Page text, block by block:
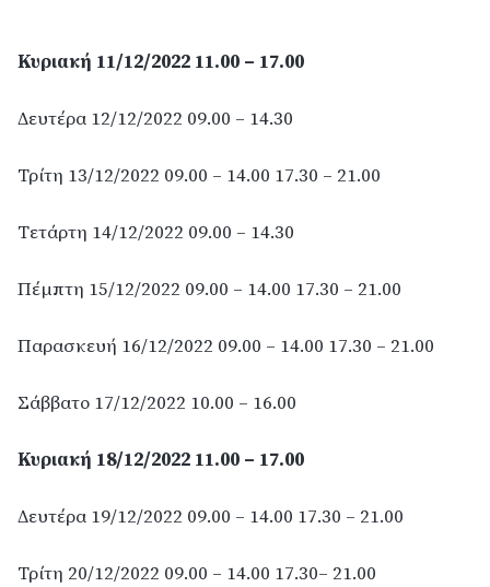
Κυριακή 11/12/2022 11.00 – 17.00
Δευτέρα 12/12/2022 09.00 – 14.30
Τρίτη 13/12/2022 09.00 – 14.00 17.30 – 21.00
Τετάρτη 14/12/2022 09.00 – 14.30
Πέμπτη 15/12/2022 09.00 – 14.00 17.30 – 21.00
Παρασκευή 16/12/2022 09.00 – 14.00 17.30 – 21.00
Σάββατο 17/12/2022 10.00 – 16.00
Κυριακή 18/12/2022 11.00 – 17.00
Δευτέρα 19/12/2022 09.00 – 14.00 17.30 – 21.00
Τρίτη 20/12/2022 09.00 – 14.00 17.30– 21.00